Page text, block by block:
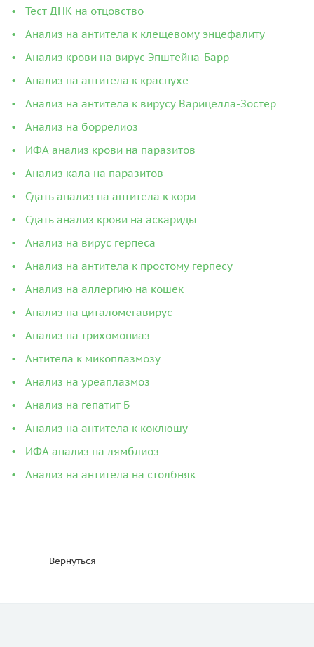
Тест ДНК на отцовство
Анализ на антитела к клещевому энцефалиту
Анализ крови на вирус Эпштейна-Барр
Анализ на антитела к краснухе
Анализ на антитела к вирусу Варицелла-Зостер
Анализ на боррелиоз
ИФА анализ крови на паразитов
Анализ кала на паразитов
Сдать анализ на антитела к кори
Сдать анализ крови на аскариды
Анализ на вирус герпеса
Анализ на антитела к простому герпесу
Анализ на аллергию на кошек
Анализ на циталомегавирус
Анализ на трихомониаз
Антитела к микоплазмозу
Анализ на уреаплазмоз
Анализ на гепатит Б
Анализ на антитела к коклюшу
ИФА анализ на лямблиоз
Анализ на антитела на столбняк
Вернуться